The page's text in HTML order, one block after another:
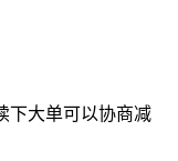
下大单可以协商减